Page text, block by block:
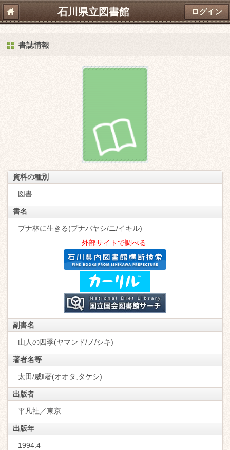
石川県立図書館 ログイン
書誌情報
資料の種別
図書
書名
ブナ林に生きる(ブナバヤシ/ニ/イキル)
外部サイトで調べる:
副書名
山人の四季(ヤマンド/ノ/シキ)
著者名等
太田/威‖著(オオタ,タケシ)
出版者
平凡社／東京
出版年
1994.4